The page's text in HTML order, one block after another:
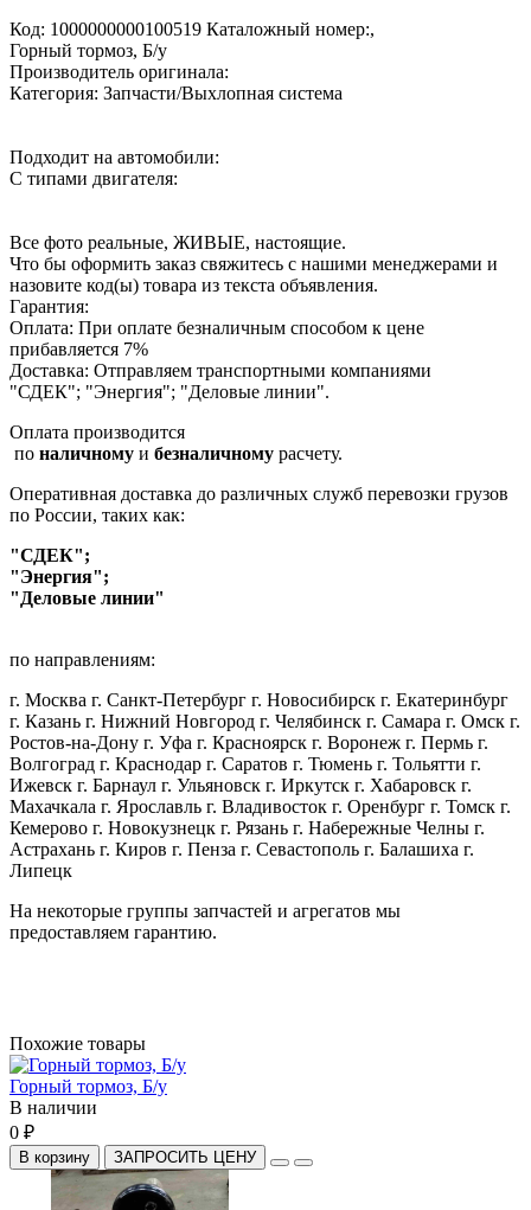
Код: 1000000000100519 Каталожный номер:,
Горный тормоз, Б/у
Производитель оригинала:
Категория: Запчасти/Выхлопная система
Подходит на автомобили:
С типами двигателя:
Все фото реальные, ЖИВЫЕ, настоящие.
Что бы оформить заказ свяжитесь с нашими менеджерами и
назовите код(ы) товара из текста объявления.
Гарантия:
Оплата: При оплате безналичным способом к цене
прибавляется 7%
Доставка: Отправляем транспортными компаниями
"СДЕК"; "Энергия"; "Деловые линии".
Оплата производится
по наличному и безналичному расчету.
Оперативная доставка до различных служб перевозки грузов
по России, таких как:
"СДЕК";
"Энергия";
"Деловые линии"
по направлениям:
г. Москва г. Санкт-Петербург г. Новосибирск г. Екатеринбург
г. Казань г. Нижний Новгород г. Челябинск г. Самара г. Омск г.
Ростов-на-Дону г. Уфа г. Красноярск г. Воронеж г. Пермь г.
Волгоград г. Краснодар г. Саратов г. Тюмень г. Тольятти г.
Ижевск г. Барнаул г. Ульяновск г. Иркутск г. Хабаровск г.
Махачкала г. Ярославль г. Владивосток г. Оренбург г. Томск г.
Кемерово г. Новокузнецк г. Рязань г. Набережные Челны г.
Астрахань г. Киров г. Пенза г. Севастополь г. Балашиха г.
Липецк
На некоторые группы запчастей и агрегатов мы
предоставляем гарантию.
Похожие товары
Горный тормоз, Б/у
В наличии
0 ₽
В корзину ЗАПРОСИТЬ ЦЕНУ